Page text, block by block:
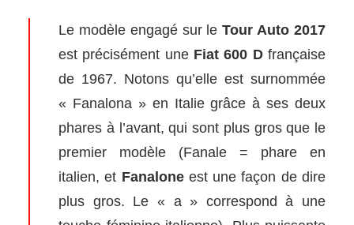
Le modèle engagé sur leTour Auto 2017
est précisément une Fiat 600 Dfrançaise
de 1967. Notons qu’elle est surnommée
« Fanalona » en Italie grâce à ses deux
phares à l’avant, qui sont plus gros que le
premier modèle (Fanale = phare en
italien, et Fanaloneest une façon de dire
plus gros. Le « a » correspond à une